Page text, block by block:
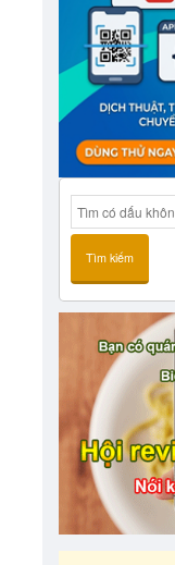
Tìm kiếm